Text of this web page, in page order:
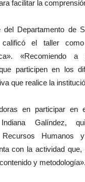
facilitar la
Departamento de
calificó el taller
«Recomiendo
participen en los
que realice la
en participar en
Galíndez,
Recursos Humanos
con la actividad
y metodología».